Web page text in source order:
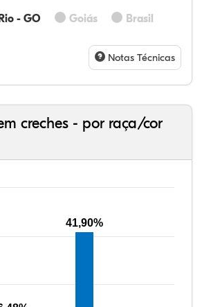
- GO Goiás Brasil
Notas Técnicas
creches - por raça/cor
41,90%